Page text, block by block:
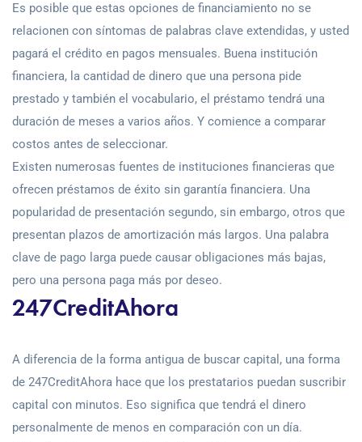
Es posible que estas opciones de financiamiento no se
relacionen con síntomas de palabras clave extendidas, y usted
pagará el crédito en pagos mensuales. Buena institución
financiera, la cantidad de dinero que una persona pide
prestado y también el vocabulario, el préstamo tendrá una
duración de meses a varios años. Y comience a comparar
costos antes de seleccionar.
Existen numerosas fuentes de instituciones financieras que
ofrecen préstamos de éxito sin garantía financiera. Una
popularidad de presentación segundo, sin embargo, otros que
presentan plazos de amortización más largos. Una palabra
clave de pago larga puede causar obligaciones más bajas,
pero una persona paga más por deseo.
247CreditAhora
A diferencia de la forma antigua de buscar capital, una forma
de 247CreditAhora hace que los prestatarios puedan suscribir
capital con minutos. Eso significa que tendrá el dinero
personalmente de menos en comparación con un día.